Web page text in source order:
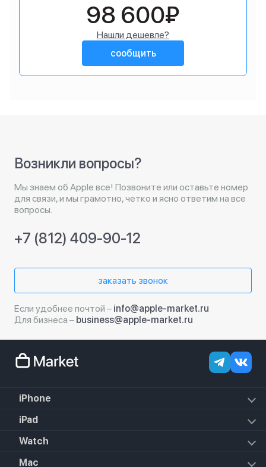
98 600₽
Нашли дешевле?
сообщить
Возникли вопросы?
Мы знаем об Apple все! Позвоните или оставьте номер
для связи, и мы грамотно, четко и ясно ответим на все
вопросы.
+7 (812) 409-90-12
заказать звонок
Если удобнее почтой – info@apple-market.ru
Для бизнеса – business@apple-market.ru
iPhone
iPhone 17e
iPhone 17 Pro
iPhone 17
iPad
iPad Air (2022)
iPad 10.2 (2021)
Watch
Apple Watch SE 3 2025
Mac